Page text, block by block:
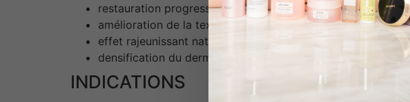
restauration progressive des volumes
amélioration de la texture cutanée
effet rajeunissant naturel
densification du derme
INDICATIONS